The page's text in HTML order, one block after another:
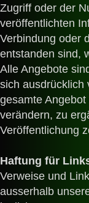
Zugriff oder der
veröffentlichten
Verbindung oder
entstanden sind,
Alle Angebote
sich ausdrücklich
gesamte
verändern, zu
Veröffentlichung
Haftung für
Verweise und
ausserhalb